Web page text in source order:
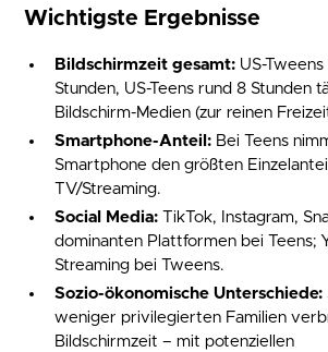
Wichtigste Ergebnisse
Bildschirmzeit gesamt: US-
Stunden, US-Teens rund 8 Stunden
Bildschirm-Medien (zur reinen
Smartphone-Anteil: Bei Teens
Smartphone den größten
TV/Streaming.
Social Media: TikTok, Instagram,
dominanten Plattformen bei Teens;
Streaming bei Tweens.
Sozio-ökonomische Unterschiede:
weniger privilegierten Familien
Bildschirmzeit – mit potenziellen